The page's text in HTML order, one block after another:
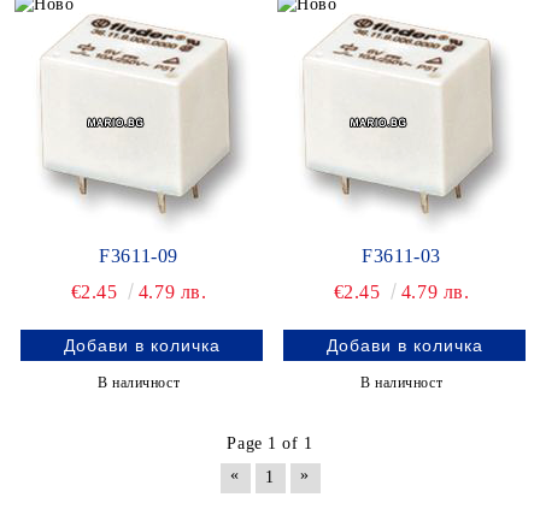
F3611-09
€2.45
4.79 лв.
В наличност
F3611-03
€2.45
4.79 лв.
В наличност
Page 1 of 1
«
1 »